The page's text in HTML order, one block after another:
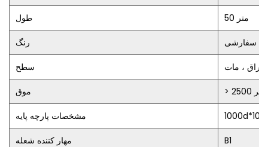
طول 50 متر
رنگ سفارشی
سطح براق ، مات
موق > 2500 متر
مشخصات پارچه پایه
مهار کننده شعله B1